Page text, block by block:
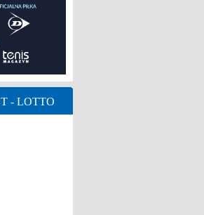
- LOTTO